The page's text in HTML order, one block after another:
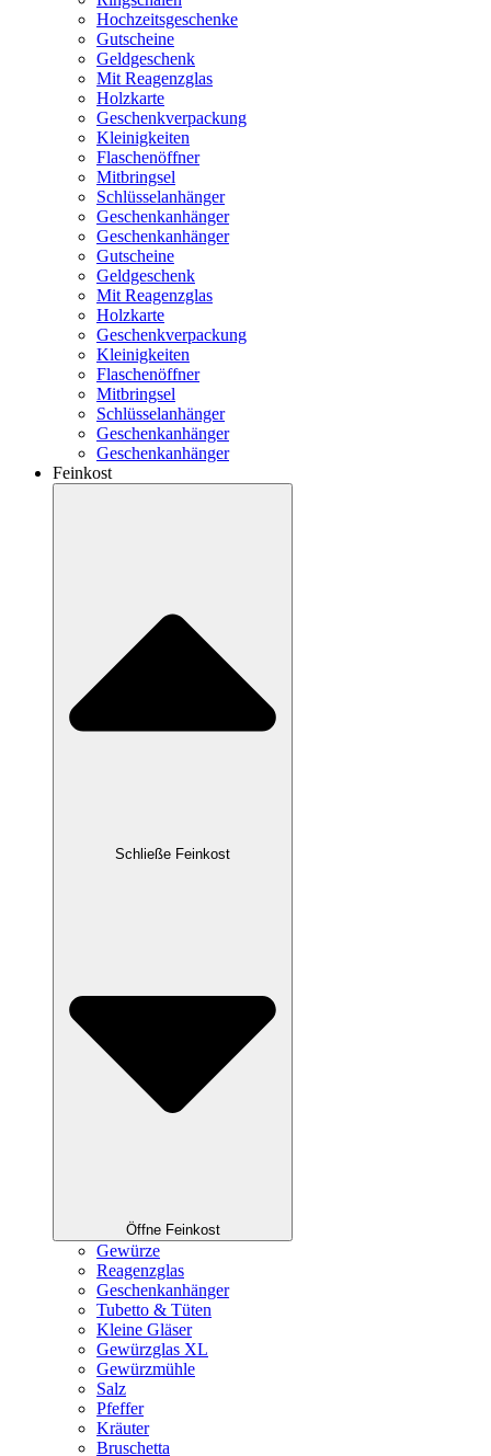
Hochzeitsgeschenke
Gutscheine
Geldgeschenk
Mit Reagenzglas
Holzkarte
Geschenkverpackung
Kleinigkeiten
Flaschenöffner
Mitbringsel
Schlüsselanhänger
Geschenkanhänger
Geschenkanhänger
Gutscheine
Geldgeschenk
Mit Reagenzglas
Holzkarte
Geschenkverpackung
Kleinigkeiten
Flaschenöffner
Mitbringsel
Schlüsselanhänger
Geschenkanhänger
Geschenkanhänger
Feinkost
Schließe Feinkost
Öffne Feinkost
Gewürze
Reagenzglas
Geschenkanhänger
Tubetto & Tüten
Kleine Gläser
Gewürzglas XL
Gewürzmühle
Salz
Pfeffer
Kräuter
Bruschetta